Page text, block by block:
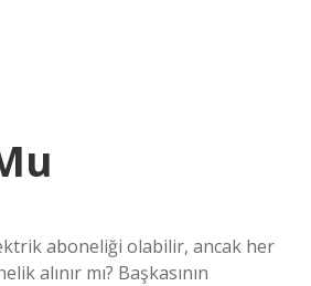
aboneliği olabilir, ancak her
alınır mı? Başkasının